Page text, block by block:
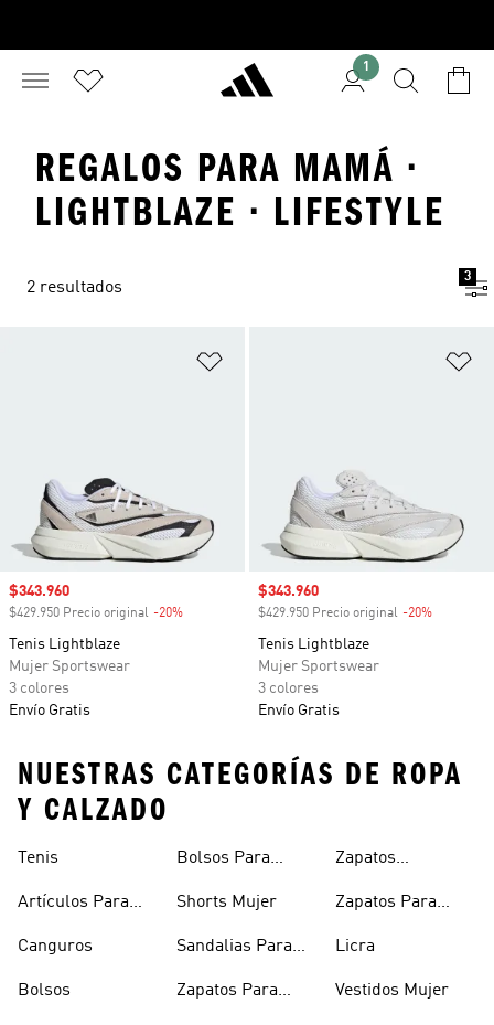
1
REGALOS PARA MAMÁ ·
LIGHTBLAZE · LIFESTYLE
2 resultados
3
Precio de venta
$343.960
$429.950 Precio original -20%
Tenis Lightblaze
Mujer Sportswear
3 colores
Envío Gratis
Precio de venta
$343.960
$429.950 Precio original -20%
Tenis Lightblaze
Mujer Sportswear
3 colores
Envío Gratis
NUESTRAS CATEGORÍAS DE ROPA
Y CALZADO
Tenis
Artículos Para
Canguros
Bolsos
Bolsos Para
Shorts Mujer
Sandalias Para
Zapatos Para
Zapatos
Zapatos Para
Licra
Vestidos Mujer